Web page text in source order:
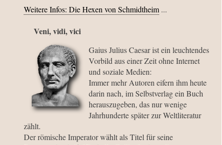
Weitere Infos: Die Hexen von Schmidtheim ...
Veni, vidi, vici
Gaius Julius Caesar ist ein leuchtendes
Vorbild aus einer Zeit ohne Internet
und soziale Medien:
Immer mehr Autoren eifern ihm heute
darin nach, im Selbstverlag ein Buch
herauszugeben, das nur wenige
Jahrhunderte später zur Weltliteratur
zählt.
Der römische Imperator wählt als Titel für seine